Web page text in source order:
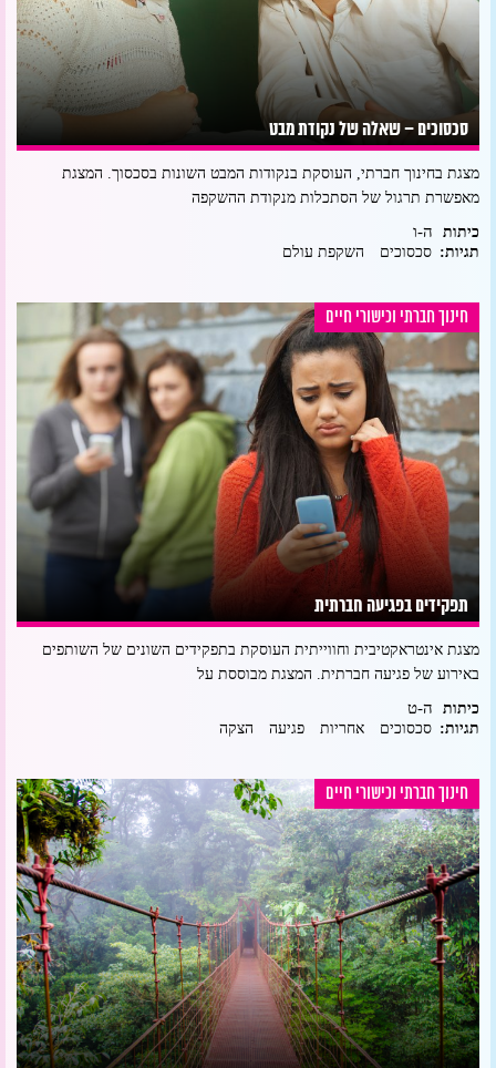
סכסוכים – שאלה של נקודת מבט
מצגת בחינוך חברתי, העוסקת בנקודות המבט השונות בסכסוך. המצגת
מאפשרת תרגול של הסתכלות מנקודת ההשקפה
כיתות ה-ו
תגיות: סכסוכים השקפת עולם
חינוך חברתי וכישורי חיים
תפקידים בפגיעה חברתית
מצגת אינטראקטיבית וחווייתית העוסקת בתפקידים השונים של השותפים
באירוע של פגיעה חברתית. המצגת מבוססת על
כיתות ה-ט
תגיות: סכסוכים אחריות פגיעה הצקה
חינוך חברתי וכישורי חיים